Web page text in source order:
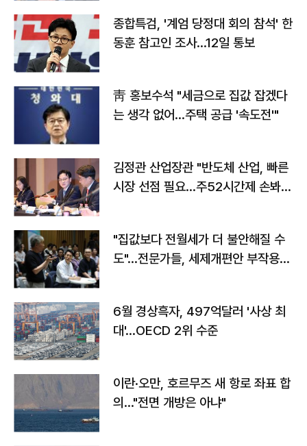
종합특검, '계엄 당정대 회의 참석' 한
동훈 참고인 조사...12일 통보
靑 홍보수석 "세금으로 집값 잡겠다
는 생각 없어…주택 공급 '속도전'"
김정관 산업장관 "반도체 산업, 빠른
시장 선점 필요…주52시간제 손봐
"집값보다 전월세가 더 불안해질 수
도"…전문가들, 세제개편안 부작용
6월 경상흑자, 497억달러 '사상 최
대'…OECD 2위 수준
이란·오만, 호르무즈 새 항로 좌표 합
의…"전면 개방은 아냐"